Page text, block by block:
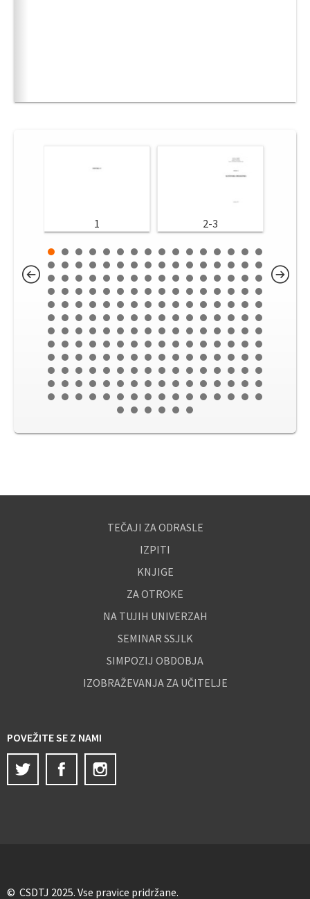
1 2-3
TEČAJI ZA ODRASLE
IZPITI
KNJIGE
ZA OTROKE
NA TUJIH UNIVERZAH
SEMINAR SSJLK
SIMPOZIJ OBDOBJA
IZOBRAŽEVANJA ZA UČITELJE
POVEŽITE SE Z NAMI
Twitter
Facebook
© CSDTJ 2025. Vse pravice pridržane.